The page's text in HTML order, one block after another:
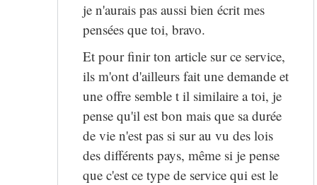
je n'aurais pas aussi bien écrit mes
pensées que toi, bravo.
Et pour finir ton article sur ce service,
ils m'ont d'ailleurs fait une demande et
une offre semble t il similaire a toi, je
pense qu'il est bon mais que sa durée
de vie n'est pas si sur au vu des lois
des différents pays, même si je pense
que c'est ce type de service qui est le